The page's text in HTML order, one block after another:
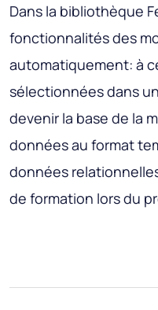
Dans la bibliothèque
fonctionnalités des
automatiquement: à
sélectionnées dans
devenir la base de la
données au format
données
de formation lors du